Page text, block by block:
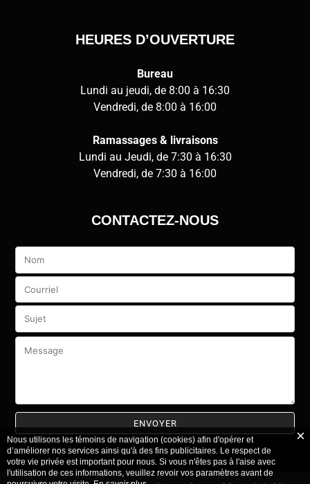
HEURES D’OUVERTURE
Bureau
Lundi au jeudi, de 8:00 à 16:30
Vendredi, de 8:00 à 16:00
Ramassages & livraisons
Lundi au Jeudi, de 7:30 à 16:30
Vendredi, de 7:30 à 16:00
CONTACTEZ-NOUS
Veuillez
vide.
Nous utilisons les témoins de navigation (cookies) afin d'opérer et
d’améliorer nos services ainsi qu'à des fins publicitaires. Le respect de
votre vie privée est important pour nous. Si vous n'êtes pas à l'aise avec
l'utilisation de ces informations, veuillez revoir vos paramètres avant de